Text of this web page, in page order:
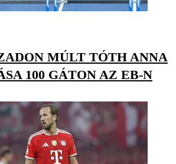
MÚLT TÓTH ANNA
100 GÁTON AZ EB-N